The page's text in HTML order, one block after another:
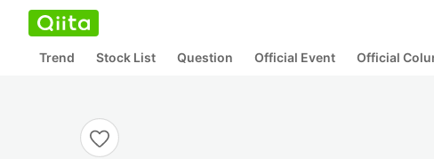
Trend Stock List Question Official Event Official